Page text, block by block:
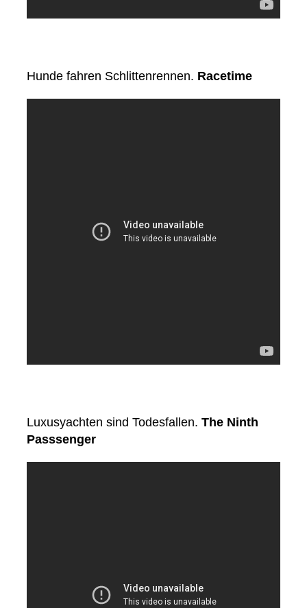
Hunde fahren Schlittenrennen. Racetime
Luxusyachten sind Todesfallen. The Ninth
Passsenger